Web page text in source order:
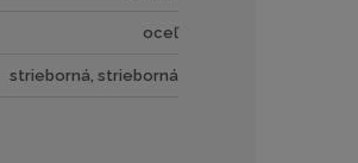
oceľ
strieborná, strieborná